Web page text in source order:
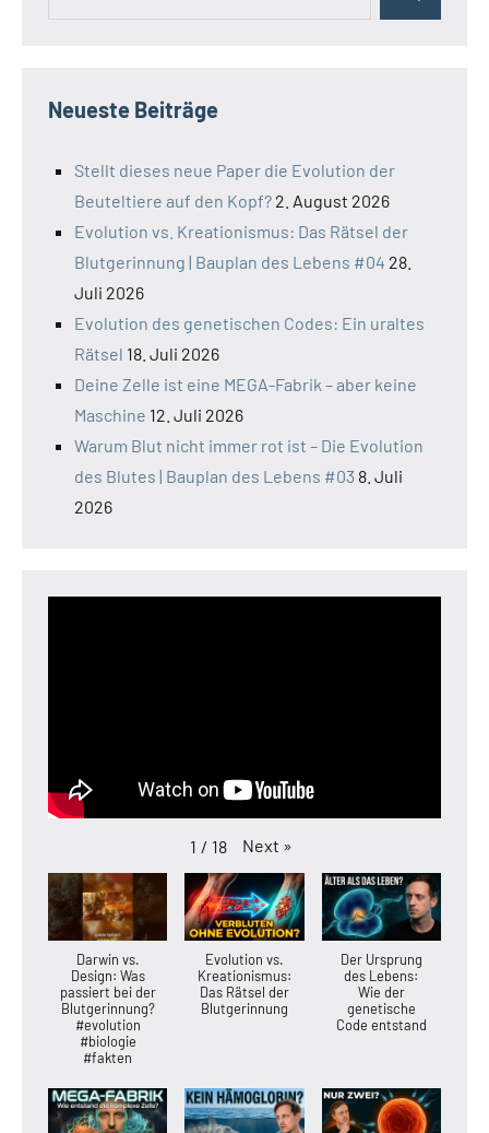
Neueste Beiträge
Stellt dieses neue Paper die Evolution der
Beuteltiere auf den Kopf? 2. August 2026
Evolution vs. Kreationismus: Das Rätsel der
Blutgerinnung | Bauplan des Lebens #04 28.
Juli 2026
Evolution des genetischen Codes: Ein uraltes
Rätsel 18. Juli 2026
Deine Zelle ist eine MEGA-Fabrik – aber keine
Maschine 12. Juli 2026
Warum Blut nicht immer rot ist – Die Evolution
des Blutes | Bauplan des Lebens #03 8. Juli
2026
1 / 18 Next »
Darwin vs.
Design: Was
passiert bei der
Blutgerinnung?
#evolution
#biologie
#fakten
Evolution vs.
Kreationismus:
Das Rätsel der
Blutgerinnung
Der Ursprung
des Lebens:
Wie der
genetische
Code entstand